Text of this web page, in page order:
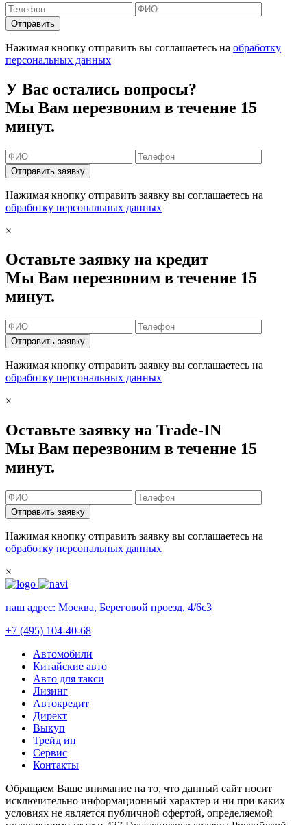
Отправить
Нажимая кнопку отправить вы соглашаетесь на обработку
персональных данных
У Вас остались вопросы?
Мы Вам перезвоним в течение 15
минут.
Отправить заявку
Нажимая кнопку отправить заявку вы соглашаетесь на
обработку персональных данных
×
Оставьте заявку на кредит
Мы Вам перезвоним в течение 15
минут.
Отправить заявку
Нажимая кнопку отправить заявку вы соглашаетесь на
обработку персональных данных
×
Оставьте заявку на Trade-IN
Мы Вам перезвоним в течение 15
минут.
Отправить заявку
Нажимая кнопку отправить заявку вы соглашаетесь на
обработку персональных данных
×
наш адрес: Москва, Береговой проезд, 4/6с3
+7 (495) 104-40-68
Автомобили
Китайские авто
Авто для такси
Лизинг
Автокредит
Директ
Выкуп
Трейд ин
Сервис
Контакты
Обращаем Ваше внимание на то, что данный сайт носит
исключительно информационный характер и ни при каких
условиях не является публичной офертой, определяемой